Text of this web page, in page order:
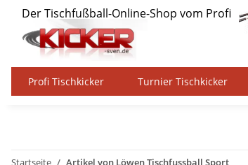
Profi Tischkicker Turnier Tischkicker
Startseite Artikel von Löwen Tischfussball Sport